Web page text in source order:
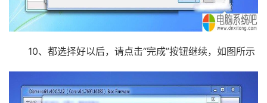
10、都选择好以后，请点击“完成”按钮继续，如图所示